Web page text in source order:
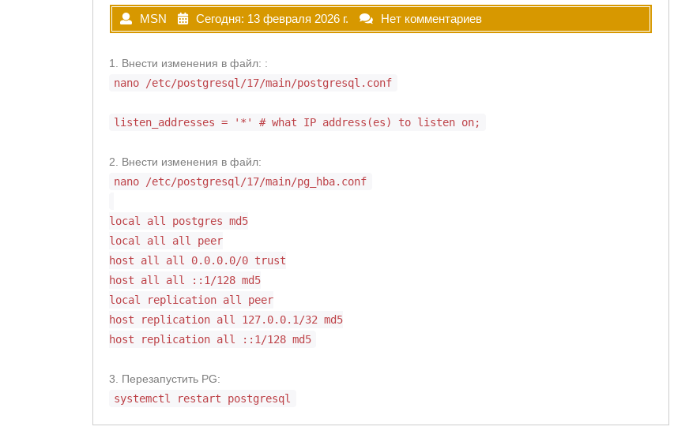
MSN Сегодня: 13 февраля 2026 г. Нет комментариев
1. Внести изменения в файл: :
nano /etc/postgresql/17/main/postgresql.conf
listen_addresses = '*' # what IP address(es) to listen on;
2. Внести изменения в файл:
nano /etc/postgresql/17/main/pg_hba.conf
local all postgres md5
local all all peer
host all all 0.0.0.0/0 trust
host all all ::1/128 md5
local replication all peer
host replication all 127.0.0.1/32 md5
host replication all ::1/128 md5
3. Перезапустить PG:
systemctl restart postgresql